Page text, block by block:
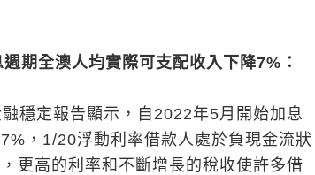
期全澳人均實際可支配收入下降7% ：
穩定報告顯示，自2022年5月開始加息
，1/20浮動利率借款人處於負現金流狀
更高的利率和不斷增長的稅收使許多借